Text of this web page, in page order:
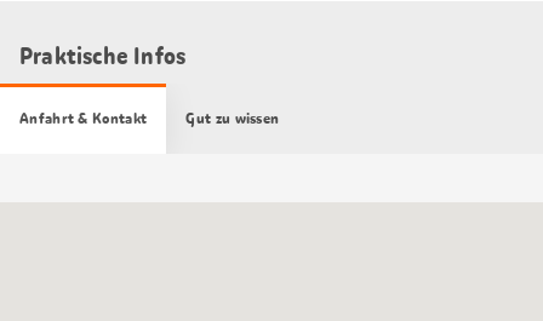
Praktische Infos
Anfahrt & Kontakt Gut zu wissen